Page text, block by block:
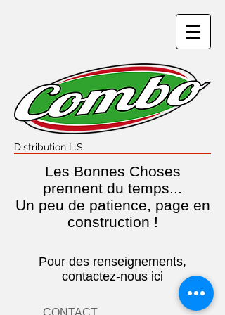
Distribution L.S.
Les Bonnes Choses
prennent du temps...
Un peu de patience, page en
construction !
Pour des renseignements,
contactez-nous ici
CONTACT